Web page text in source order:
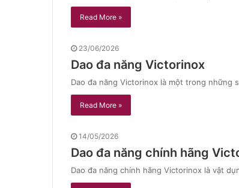
Read More »
23/06/2026
Dao đa năng Victorinox
Dao đa năng Victorinox là một trong
Read More »
14/05/2026
Dao đa năng chính hãng
Dao đa năng chính hãng Victorinox là vật